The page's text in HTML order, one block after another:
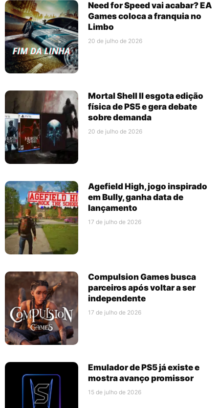
Need for Speed vai acabar? EA
Games coloca a franquia no
Limbo
20 de julho de 2026
Mortal Shell II esgota edição
física de PS5 e gera debate
sobre demanda
20 de julho de 2026
Agefield High, jogo inspirado
em Bully, ganha data de
lançamento
17 de julho de 2026
Compulsion Games busca
parceiros após voltar a ser
independente
17 de julho de 2026
Emulador de PS5 já existe e
mostra avanço promissor
15 de julho de 2026